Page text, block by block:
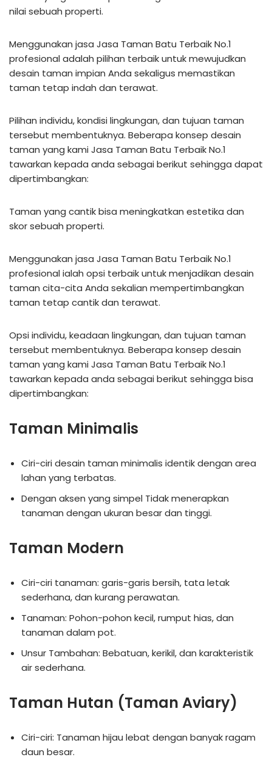
nilai sebuah properti.
Menggunakan jasa Jasa Taman Batu Terbaik No.1
profesional adalah pilihan terbaik untuk mewujudkan
desain taman impian Anda sekaligus memastikan
taman tetap indah dan terawat.
Pilihan individu, kondisi lingkungan, dan tujuan taman
tersebut membentuknya. Beberapa konsep desain
taman yang kami Jasa Taman Batu Terbaik No.1
tawarkan kepada anda sebagai berikut sehingga dapat
dipertimbangkan:
Taman yang cantik bisa meningkatkan estetika dan
skor sebuah properti.
Menggunakan jasa Jasa Taman Batu Terbaik No.1
profesional ialah opsi terbaik untuk menjadikan desain
taman cita-cita Anda sekalian mempertimbangkan
taman tetap cantik dan terawat.
Opsi individu, keadaan lingkungan, dan tujuan taman
tersebut membentuknya. Beberapa konsep desain
taman yang kami Jasa Taman Batu Terbaik No.1
tawarkan kepada anda sebagai berikut sehingga bisa
dipertimbangkan:
Taman Minimalis
Ciri-ciri desain taman minimalis identik dengan area
lahan yang terbatas.
Dengan aksen yang simpel Tidak menerapkan
tanaman dengan ukuran besar dan tinggi.
Taman Modern
Ciri-ciri tanaman: garis-garis bersih, tata letak
sederhana, dan kurang perawatan.
Tanaman: Pohon-pohon kecil, rumput hias, dan
tanaman dalam pot.
Unsur Tambahan: Bebatuan, kerikil, dan karakteristik
air sederhana.
Taman Hutan (Taman Aviary)
Ciri-ciri: Tanaman hijau lebat dengan banyak ragam
daun besar.